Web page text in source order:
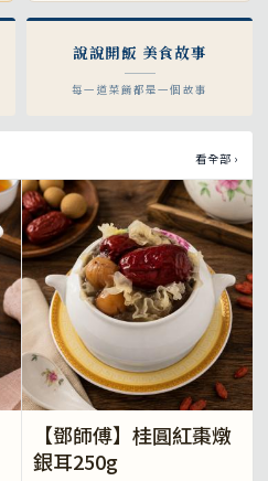
說說開飯 美食故事
每一道菜餚都是一個故事
看全部 ›
【鄧師傅】桂圓紅棗燉
銀耳250g